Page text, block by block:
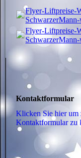
Flyer-Liftpreise-
Flyer-Liftpreise-
Kontaktformular
Klicken Sie hier um
Kon­takt­for­mu­lar zu